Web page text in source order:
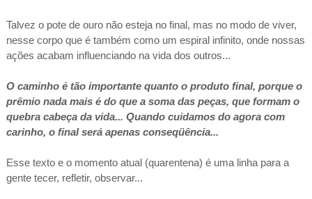
Talvez o pote de ouro não esteja no final, mas no modo de viver,
nesse corpo que é também como um espiral infinito, onde nossas
ações acabam influenciando na vida dos outros...
O caminho é tão importante quanto o produto final, porque o
prêmio nada mais é do que a soma das peças, que formam o
quebra cabeça da vida... Quando cuidamos do agora com
carinho, o final será apenas conseqüência...
Esse texto e o momento atual (quarentena) é uma linha para a
gente tecer, refletir, observar...